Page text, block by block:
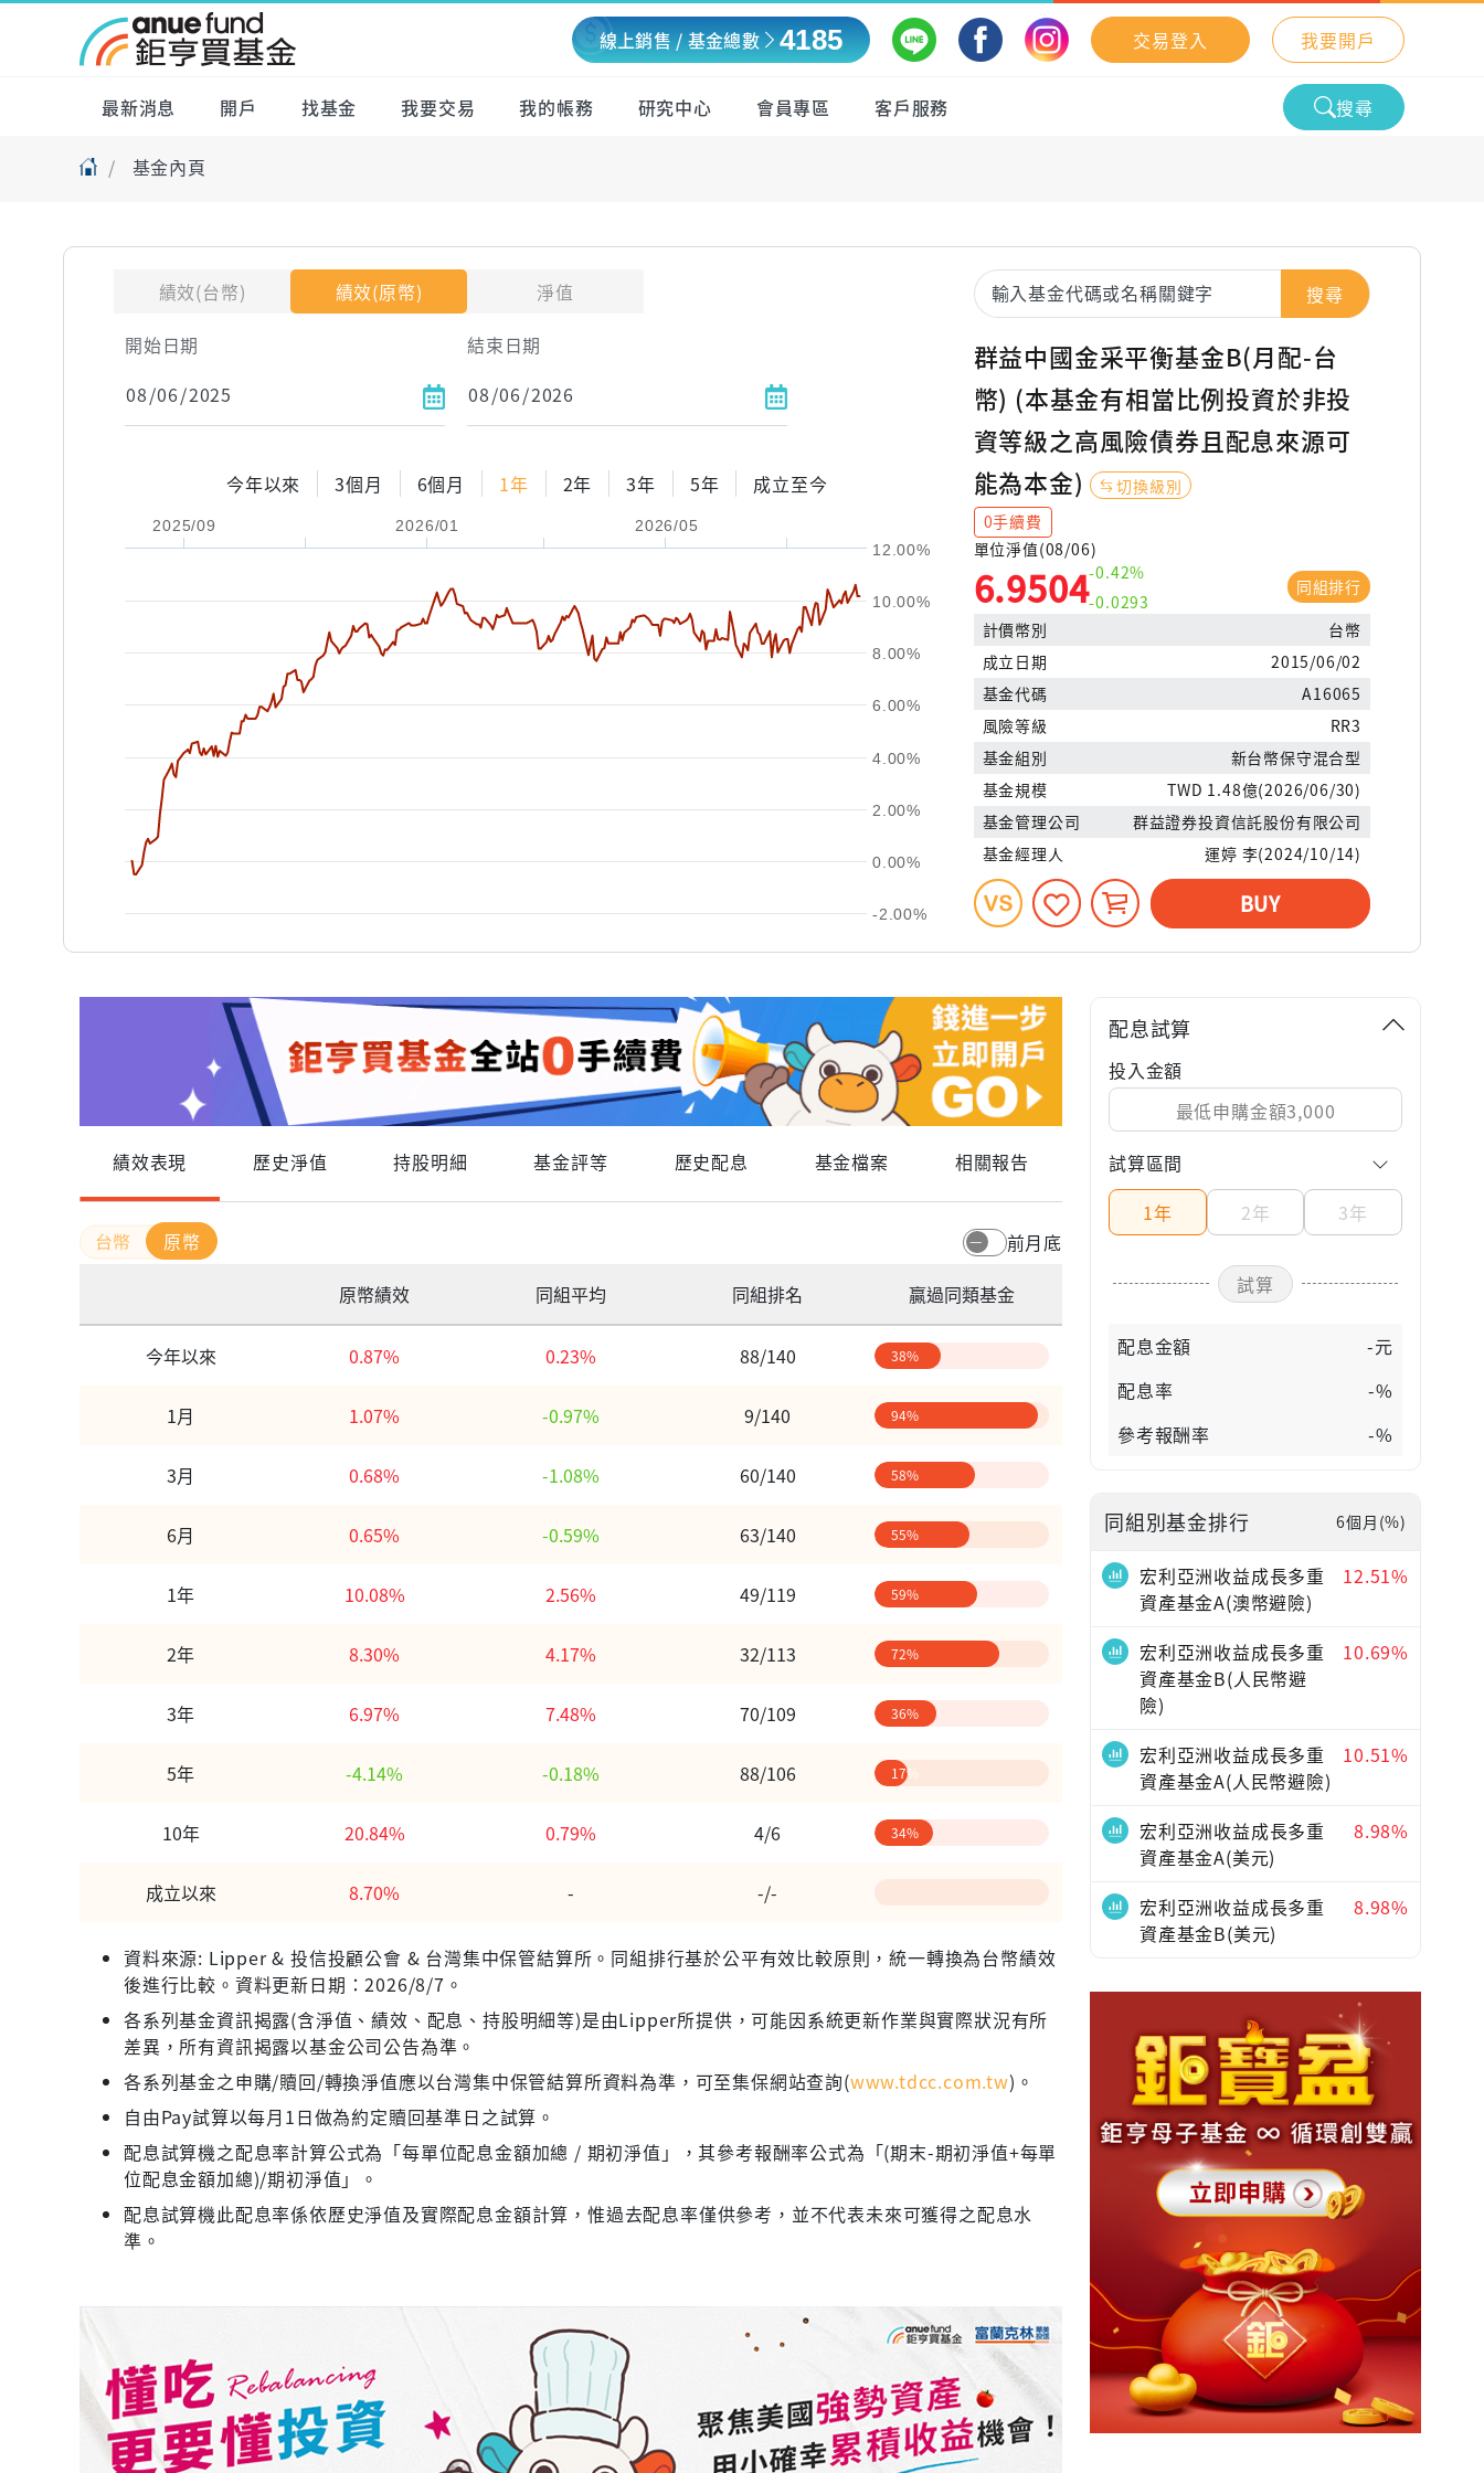
線上銷售 / 基金總數 4185 交易登入 我要開戶
最新消息 開戶 找基金 我要交易 我的帳務 研究中心 會員專區 客戶服務 搜尋
基金內頁
績效(台幣) 績效(原幣)
淨值
開始日期
結束日期
今年以來 3個月 6個月 1年 2年 3年 5年 成立至今
2025/09 2026/01 2026/05
-2.00%
0.00%
2.00%
4.00%
6.00%
8.00%
10.00%
12.00%
搜尋
群益中國金采平衡基金B(月配-台
幣) (本基金有相當比例投資於非投
資等級之高風險債券且配息來源可
能為本金)
切換級別
0手續費
單位淨值(08/06)
6.9504-0.42%
-0.0293
同組排行
計價幣別
台幣
成立日期
2015/06/02
基金代碼
A16065
風險等級
RR3
基金組別
新台幣保守混合型
基金規模
TWD 1.48億(2026/06/30)
基金管理公司
群益證券投資信託股份有限公司
基金經理人
運婷 李(2024/10/14)
BUY
績效表現 歷史淨值 持股明細 基金評等 歷史配息 基金檔案 相關報告
原幣
前月底
原幣績效
同組平均 同組排名 贏過同類基金
今年以來 0.87% 0.23% 88/140 38%
1月 1.07% -0.97% 9/140 94%
3月 0.68% -1.08% 60/140 58%
6月 0.65% -0.59% 63/140 55%
1年 10.08% 2.56% 49/119 59%
2年 8.30% 4.17% 32/113 72%
3年 6.97% 7.48% 70/109 36%
5年 -4.14% -0.18% 88/106 17%
10年 20.84% 0.79% 4/6 34%
成立以來 8.70% - -/-
資料來源: Lipper & 投信投顧公會 & 台灣集中保管結算所。同組排行基於公平有效比較原則，統一轉換為台幣績效
後進行比較。資料更新日期：2026/8/7。
各系列基金資訊揭露(含淨值、績效、配息、持股明細等)是由Lipper所提供，可能因系統更新作業與實際狀況有所
差異，所有資訊揭露以基金公司公告為準。
各系列基金之申購/贖回/轉換淨值應以台灣集中保管結算所資料為準，可至集保網站查詢(www.tdcc.com.tw)。
自由Pay試算以每月1日做為約定贖回基準日之試算。
配息試算機之配息率計算公式為「每單位配息金額加總 / 期初淨值」，其參考報酬率公式為「(期末-期初淨值+每單
位配息金額加總)/期初淨值」。
配息試算機此配息率係依歷史淨值及實際配息金額計算，惟過去配息率僅供參考，並不代表未來可獲得之配息水
準。
配息試算
投入金額
試算區間
1年
2年 3年
試算
配息金額
-元
配息率
-%
參考報酬率
-%
同組別基金排行 6個月(%)
宏利亞洲收益成長多重
資產基金A(澳幣避險)
12.51%
宏利亞洲收益成長多重
資產基金B(人民幣避
險)
10.69%
宏利亞洲收益成長多重
資產基金A(人民幣避險)
10.51%
宏利亞洲收益成長多重
資產基金A(美元)
8.98%
宏利亞洲收益成長多重
資產基金B(美元)
8.98%